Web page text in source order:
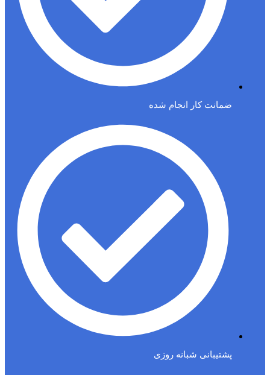
ضمانت کار انجام شده
پشتیبانی شبانه روزی